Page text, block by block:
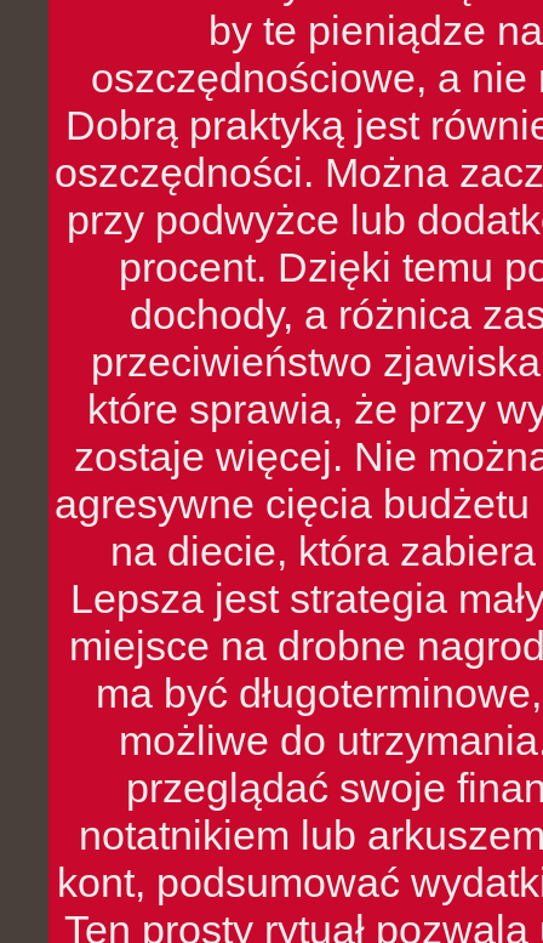
by te pieniądze
oszczędnościowe, a nie
Dobrą praktyką jest
oszczędności. Można
przy podwyżce lub
procent. Dzięki temu
dochody, a różnica
przeciwieństwo
które sprawia, że przy
zostaje więcej. Nie
agresywne cięcia
na diecie, która
Lepsza jest strategia
miejsce na drobne
ma być
możliwe do
przeglądać swoje
notatnikiem lub
kont, podsumować
Ten prosty rytuał